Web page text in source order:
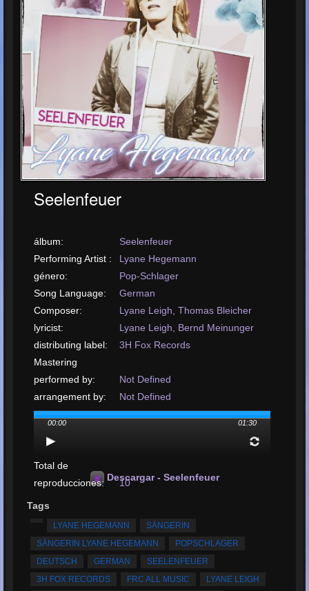
Seelenfeuer
álbum:
Seelenfeuer
Performing Artist :
Lyane Hegemann
género:
Pop-Schlager
Song Language:
German
Composer:
Lyane Leigh, Thomas Bleicher
lyricist:
Lyane Leigh, Bernd Meinunger
distributing label:
3H Fox Records
Mastering
performed by:
Not Defined
arrangement by:
Not Defined
Upload or Release
subir tu canción:
Total de
reproducciones:
10
00:00 01:30
Descargar - Seelenfeuer
Tags
LYANE HEGEMANN
SÄNGERIN
SÄNGERIN LYANE HEGEMANN
POPSCHLAGER
DEUTSCH
GERMAN
SEELENFEUER
3H FOX RECORDS
FRC ALL MUSIC
LYANE LEIGH